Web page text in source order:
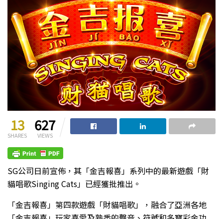
13
SHARES
627
VIEWS
SG公司日前宣佈，其「金吉報喜」系列中的最新遊戲「財
貓唱歌Singing Cats」已經獲批推出。
「金吉報喜」第四款遊戲「財貓唱歌」，融合了亞洲各地